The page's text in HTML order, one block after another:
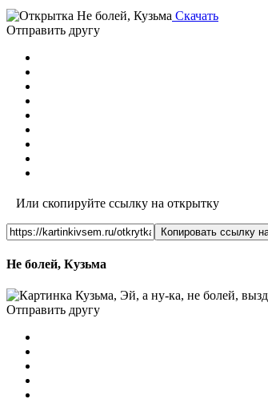
Скачать
Отправить другу
Или скопируйте ссылку на открытку
Копировать ссылку
Не болей, Кузьма
Отправить другу